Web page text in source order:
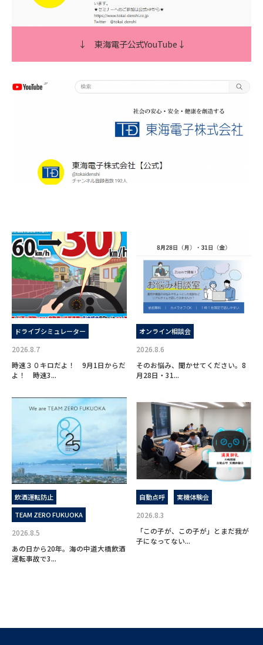
↓ 東海電子公式YouTube ↓
ドライブシミュレーター
2026.8.7
時速３０キロだよ！ 9月1日からだ
よ！ 時速3...
オンライン相談会
2026.8.6
そのお悩み、聞かせてください。8
月28日・31...
飲酒運転防止
TEAM ZERO FUKUOKA
2026.8.5
あの日から20年。海の中道大橋飲酒
運転事故で3...
自動点呼 実機体験会
2026.8.3
「この子が、この子が」とまだ我が
子になってない...